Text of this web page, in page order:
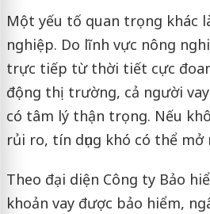
Một yếu tố quan trọng khác
nghiệp. Do lĩnh vực nông
trực tiếp từ thời tiết cực
động thị trường, cả người
có tâm lý thận trọng. Nếu
rủi ro, tín dụng khó có thể
Theo đại diện Công ty Bảo
khoản vay được bảo hiểm,